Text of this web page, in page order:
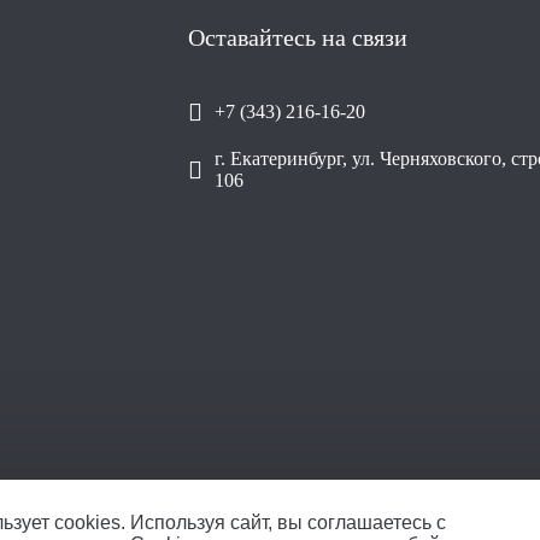
Оставайтесь на связи
+7 (343) 216-16-20
г. Екатеринбург, ул. Черняховского,
106
cookies. Используя сайт, вы соглашаетесь с